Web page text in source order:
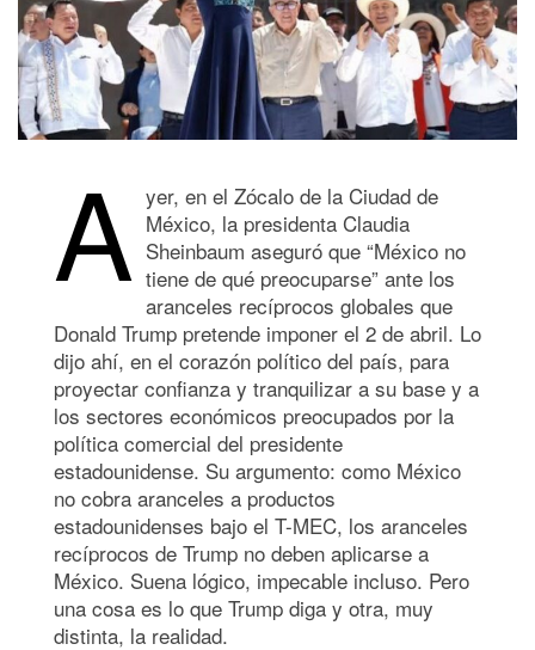
A yer, en el Zócalo de la Ciudad de
México, la presidenta Claudia
Sheinbaum aseguró que “México no
tiene de qué preocuparse” ante los
aranceles recíprocos globales que
Donald Trump pretende imponer el 2 de abril. Lo
dijo ahí, en el corazón político del país, para
proyectar confianza y tranquilizar a su base y a
los sectores económicos preocupados por la
política comercial del presidente
estadounidense. Su argumento: como México
no cobra aranceles a productos
estadounidenses bajo el T-MEC, los aranceles
recíprocos de Trump no deben aplicarse a
México. Suena lógico, impecable incluso. Pero
una cosa es lo que Trump diga y otra, muy
distinta, la realidad.